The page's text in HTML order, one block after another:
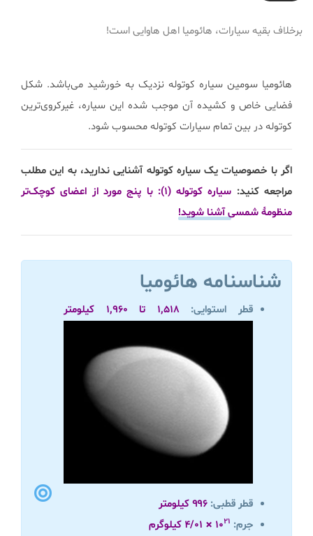
برخلاف بقیه سیارات، هائومیا اهل هاوایی است!
هائومیا سومین سیاره کوتوله نزدیک به خورشید می‌باشد. شکل
فضایی خاص و کشیده آن موجب شده این سیاره، غیرکروی‌ترین
کوتوله در بین تمام سیارات کوتوله محسوب شود.
اگر با خصوصیات یک سیاره کوتوله آشنایی ندارید، به این مطلب
مراجعه کنید:
سیاره کوتوله (۱): با پنج مورد از اعضای کوچک‌تر
منظومۀ شمسی آشنا شوید!
شناسنامه هائومیا
قطر استوایی:۱,۵۱۸ تا ۱,۹۶۰ کیلومتر
قطر قطبی: ۹۹۶ کیلومتر
جرم:
۱۰۲۱
× ۴/۰۱ کیلوگرم